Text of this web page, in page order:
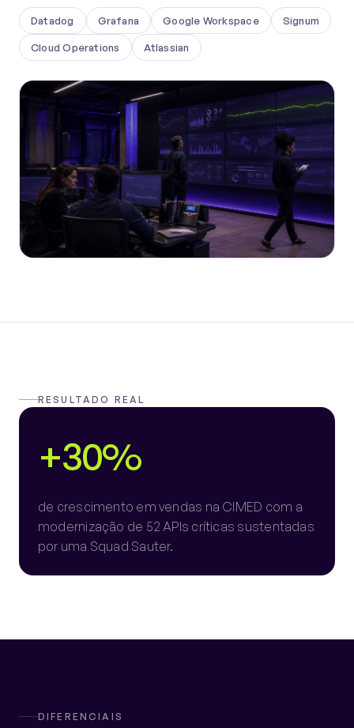
Datadog Grafana Google Workspace Signum
Cloud Operations Atlassian
RESULTADO REAL
+30%
de crescimento em vendas na CIMED com a
modernização de 52 APIs críticas sustentadas
por uma Squad Sauter.
DIFERENCIAIS